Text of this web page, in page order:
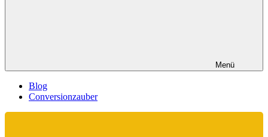
Menü
Blog
Conversionzauber